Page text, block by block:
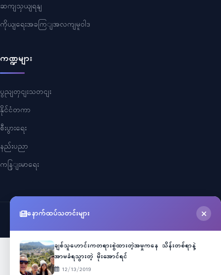
ဆကျသှယျရနျ
ကိုယျရေးအခကြျအလကျမူဝါဒ
ကဏ္ဍများ
ပွညျတှငျးသတငျး
နိုင်ငံတကာ
စီးပွားရေး
နည်းပညာ
ကနြျးမာရေး
Myanmar Cele News
နောက်ထပ်သတင်းများ
ချစ်သူဟောင်းကတရားစွဲထားတဲ့အမှုကနေ သိန်းတစ်ရာနဲ့
အာမခံရသွားတဲ့ မိုးအောင်ရင်
12/13/2019